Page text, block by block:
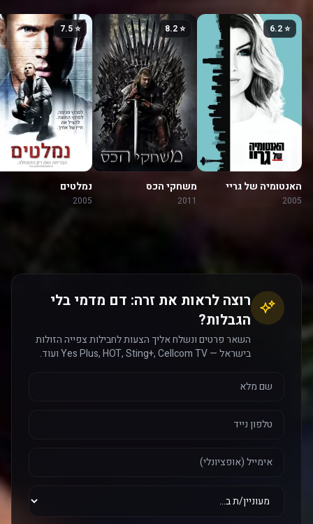
⭐ 6.2
האנטומיה של גריי
2005
⭐ 8.2
משחקי הכס
2011
⭐ 7.5
נמלטים
2005
רוצה לראות את זרה: דם מדמי בלי
הגבלות?
השאר פרטים ונשלח אליך הצעות לחבילות צפייה הזולות
בישראל — Yes Plus, HOT, Sting+, Cellcom TV ועוד.